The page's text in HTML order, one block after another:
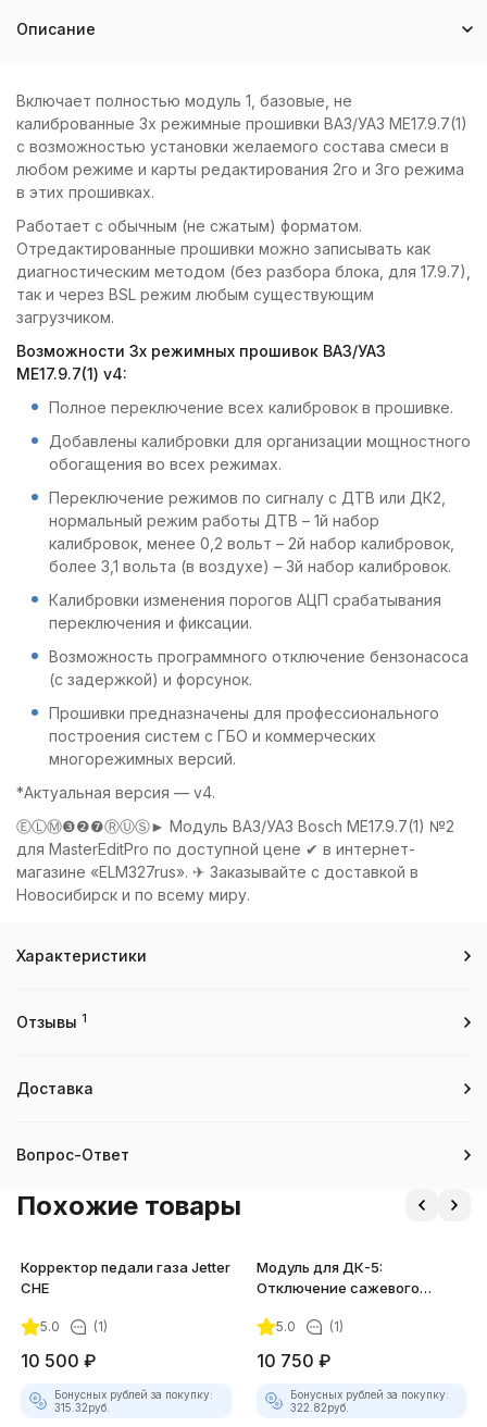
Описание
Включает полностью модуль 1, базовые, не
калиброванные 3х режимные прошивки ВАЗ/УАЗ ME17.9.7(1)
с возможностью установки желаемого состава смеси в
любом режиме и карты редактирования 2го и 3го режима
в этих прошивках.
Работает с обычным (не сжатым) форматом.
Отредактированные прошивки можно записывать как
диагностическим методом (без разбора блока, для 17.9.7),
так и через BSL режим любым существующим
загрузчиком.
Возможности 3х режимных прошивок ВАЗ/УАЗ
ME17.9.7(1) v4:
Полное переключение всех калибровок в прошивке.
Добавлены калибровки для организации мощностного
обогащения во всех режимах.
Переключение режимов по сигналу с ДТВ или ДК2,
нормальный режим работы ДТВ – 1й набор
калибровок, менее 0,2 вольт – 2й набор калибровок,
более 3,1 вольта (в воздухе) – 3й набор калибровок.
Калибровки изменения порогов АЦП срабатывания
переключения и фиксации.
Возможность программного отключение бензонасоса
(с задержкой) и форсунок.
Прошивки предназначены для профессионального
построения систем с ГБО и коммерческих
многорежимных версий.
*Актуальная версия — v4.
ⒺⓁⓂ❸❷❼ⓇⓊⓈ► Модуль ВАЗ/УАЗ Bosch ME17.9.7(1) №2
для MasterEditPro по доступной цене ✔ в интернет-
магазине «ELM327rus». ✈ Заказывайте с доставкой в
Новосибирск и по всему миру.
Характеристики
Отзывы 1
Доставка
Вопрос-Ответ
Похожие товары
Корректор педали газа Jetter
CHE
5.0 (1)
10 500 ₽
Бонусных рублей за покупку:
315.32руб.
Модуль для ДК-5:
Отключение сажевого
5.0 (1)
10 750 ₽
Бонусных рублей за покупку:
322.82руб.